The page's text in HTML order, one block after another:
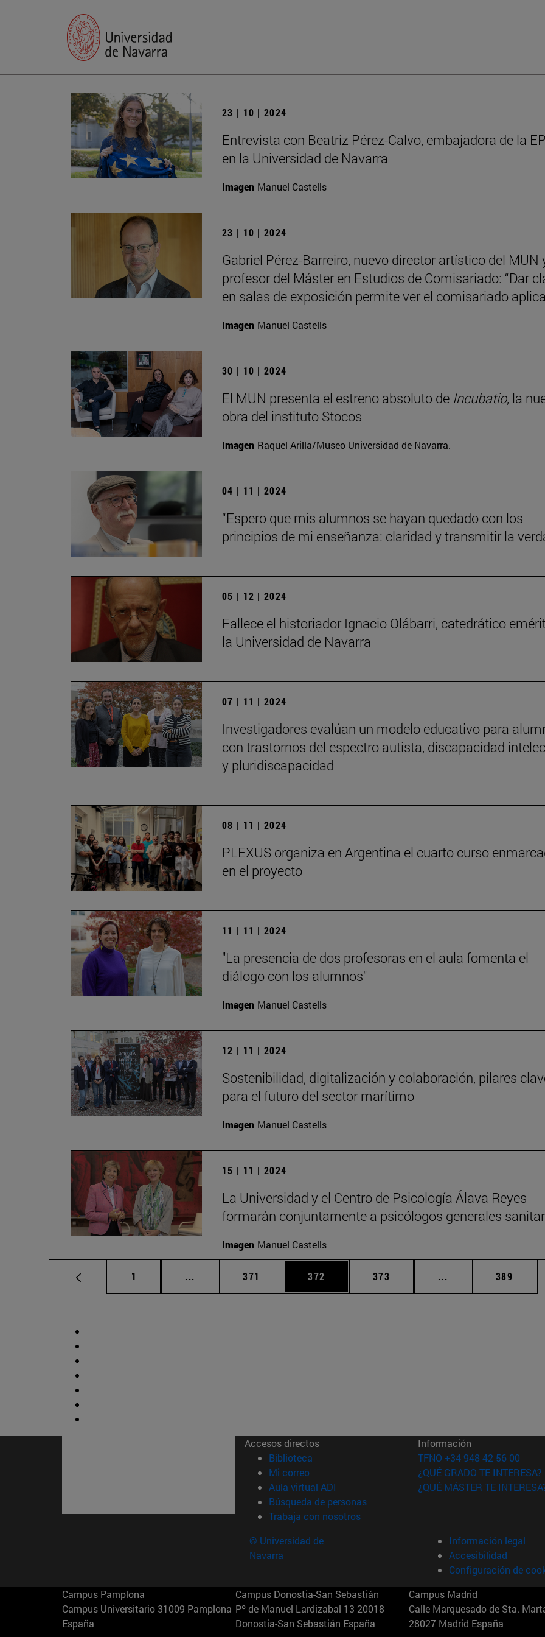
23 | 10 | 2024
Entrevista con Beatriz Pérez-Calvo, embajadora de la
en la Universidad de Navarra
Imagen Manuel Castells
23 | 10 | 2024
Gabriel Pérez-Barreiro, nuevo director artístico del MUN
profesor del Máster en Estudios de Comisariado: “Dar
en salas de exposición permite ver el comisariado
Imagen Manuel Castells
30 | 10 | 2024
El MUN presenta el estreno absoluto de Incubatio, la
obra del instituto Stocos
Imagen Raquel Arilla/Museo Universidad de Navarra.
04 | 11 | 2024
“Espero que mis alumnos se hayan quedado con los
principios de mi enseñanza: claridad y transmitir la
05 | 12 | 2024
Fallece el historiador Ignacio Olábarri, catedrático
la Universidad de Navarra
07 | 11 | 2024
Investigadores evalúan un modelo educativo para
con trastornos del espectro autista, discapacidad
y pluridiscapacidad
08 | 11 | 2024
PLEXUS organiza en Argentina el cuarto curso
en el proyecto
11 | 11 | 2024
"La presencia de dos profesoras en el aula fomenta el
diálogo con los alumnos"
Imagen Manuel Castells
12 | 11 | 2024
Sostenibilidad, digitalización y colaboración, pilares
para el futuro del sector marítimo
Imagen Manuel Castells
15 | 11 | 2024
La Universidad y el Centro de Psicología Álava Reyes
formarán conjuntamente a psicólogos generales
Imagen Manuel Castells
Página
1 ... Páginas intermedias Use TAB para desplazarse.
Página
371 Página
372 Página
373 ... Páginas intermedias
Página
389
Accesos directos
Biblioteca (abre en nueva ventana)
Mi correo(abre en nueva ventana)
Aula virtual ADI (abre en nueva ventana)
Búsqueda de personas(abre en nueva ventana)
Trabaja con nosotros(abre en nueva ventana)
Información
TFNO +34 948 42 56 00
¿QUÉ GRADO TE INTERESA?
¿QUÉ MÁSTER TE
© Universidad de
Navarra
Información legal
Accesibilidad
Configuración de
Campus Pamplona
Campus Universitario 31009 Pamplona
España
Campus Donostia-San Sebastián
Pº de Manuel Lardizabal 13 20018
Donostia-San Sebastián España
Campus Madrid
Calle Marquesado de Sta.
28027 Madrid España